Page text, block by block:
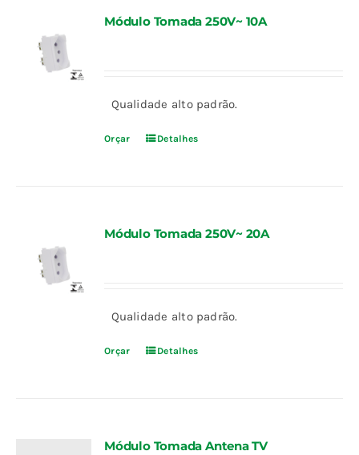
Módulo Tomada 250V~ 10A
Qualidade alto padrão.
Orçar Detalhes
Módulo Tomada 250V~ 20A
Qualidade alto padrão.
Orçar Detalhes
Módulo Tomada Antena TV